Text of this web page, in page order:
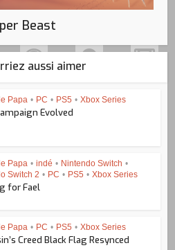
Beast
aussi aimer
Papa • PC • PS5 • Xbox Series
Evolved
Papa • indé • Nintendo Switch •
Switch 2 • PC • PS5 • Xbox Series
for Fael
Papa • PC • PS5 • Xbox Series
Creed Black Flag Resynced